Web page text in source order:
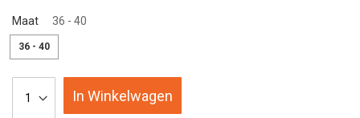
Maat 36 - 40
36 - 40
In Winkelwagen